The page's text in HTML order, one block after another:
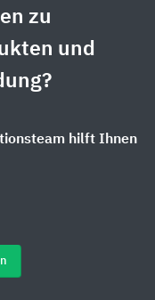
zu
und
hilft Ihnen